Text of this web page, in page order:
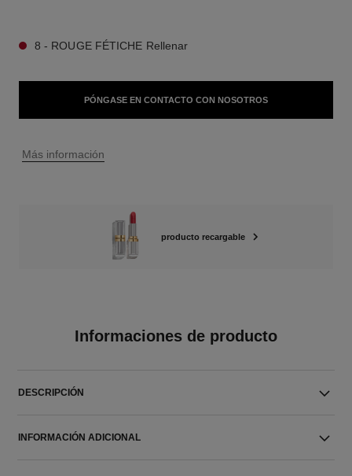
8 - ROUGE FÉTICHE Rellenar
PÓNGASE EN CONTACTO CON NOSOTROS
↩
Más información
producto recargable
Informaciones de producto
DESCRIPCIÓN
INFORMACIÓN ADICIONAL